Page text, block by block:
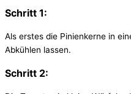
Schritt 1:
Als erstes die Pinienkerne in
Abkühlen lassen.
Schritt 2: